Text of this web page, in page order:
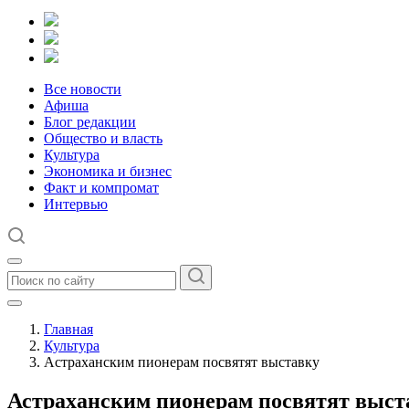
Все новости
Афиша
Блог редакции
Общество и власть
Культура
Экономика и бизнес
Факт и компромат
Интервью
Главная
Культура
Астраханским пионерам посвятят выставку
Астраханским пионерам посвятят